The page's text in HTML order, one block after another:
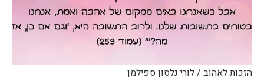
הזכות לאהוב / לורי נלסון ספילמן